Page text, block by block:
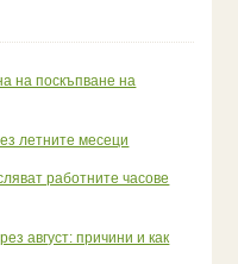
на поскъпване на
летните месеци
работните часове
август: причини и как